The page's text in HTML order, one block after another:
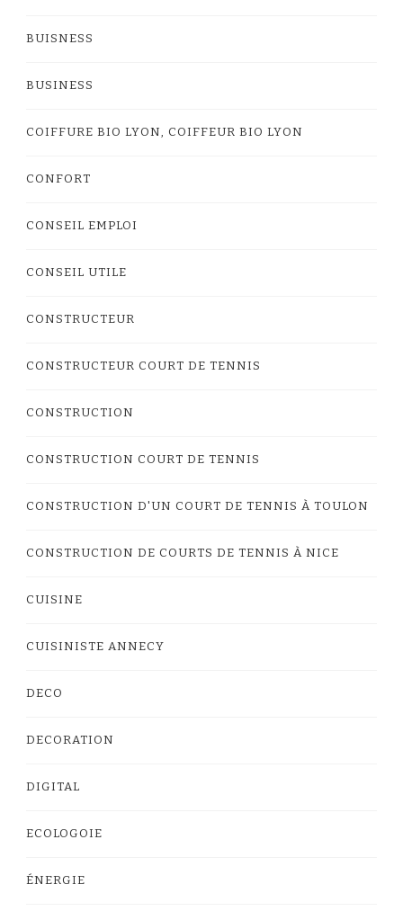
BUISNESS
BUSINESS
COIFFURE BIO LYON, COIFFEUR BIO LYON
CONFORT
CONSEIL EMPLOI
CONSEIL UTILE
CONSTRUCTEUR
CONSTRUCTEUR COURT DE TENNIS
CONSTRUCTION
CONSTRUCTION COURT DE TENNIS
CONSTRUCTION D'UN COURT DE TENNIS À TOULON
CONSTRUCTION DE COURTS DE TENNIS À NICE
CUISINE
CUISINISTE ANNECY
DECO
DECORATION
DIGITAL
ECOLOGOIE
ÉNERGIE